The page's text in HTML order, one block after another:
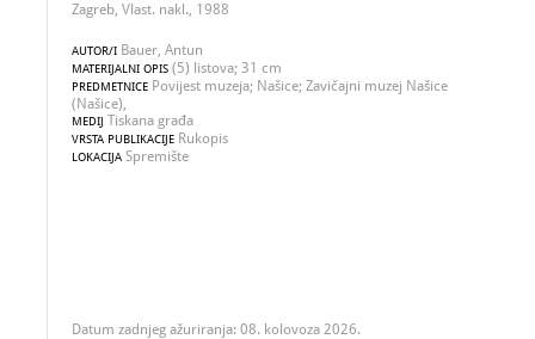
Zagreb, Vlast. nakl., 1988
AUTOR/I Bauer, Antun
MATERIJALNI OPIS (5) listova; 31 cm
PREDMETNICE Povijest muzeja; Našice; Zavičajni muzej Našice
(Našice),
MEDIJ Tiskana građa
VRSTA PUBLIKACIJE Rukopis
LOKACIJA Spremište
Datum zadnjeg ažuriranja: 08. kolovoza 2026.